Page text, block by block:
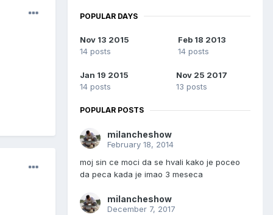
POPULAR DAYS
Nov 13 2015
14 posts
Feb 18 2013
14 posts
Jan 19 2015
14 posts
Nov 25 2017
13 posts
POPULAR POSTS
milancheshow
February 18, 2014
moj sin ce moci da se hvali kako je poceo
da peca kada je imao 3 meseca
milancheshow
December 7, 2017